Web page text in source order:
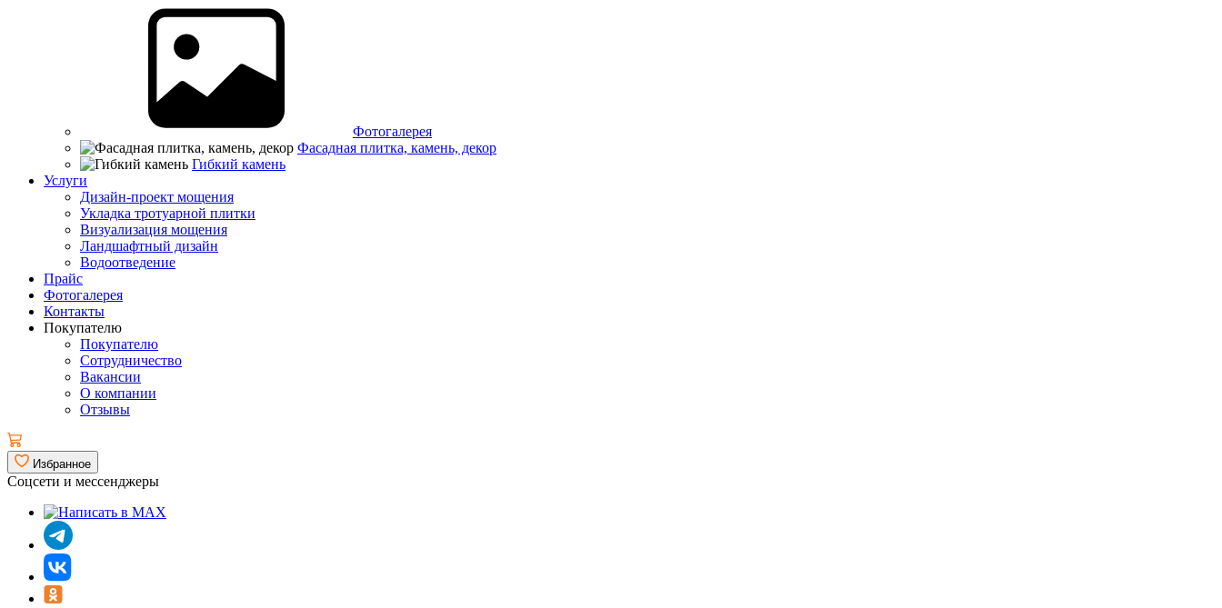
Фотогалерея
Фасадная плитка, камень, декор
Гибкий камень
Услуги
Дизайн-проект мощения
Укладка тротуарной плитки
Визуализация мощения
Ландшафтный дизайн
Водоотведение
Прайс
Фотогалерея
Контакты
Покупателю
Покупателю
Сотрудничество
Вакансии
О компании
Отзывы
Избранное
Соцсети и мессенджеры